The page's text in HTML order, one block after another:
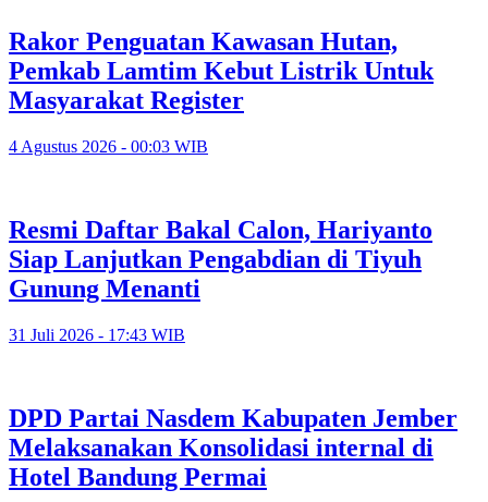
Rakor Penguatan Kawasan Hutan,
Pemkab Lamtim Kebut Listrik Untuk
Masyarakat Register
4 Agustus 2026 - 00:03 WIB
Resmi Daftar Bakal Calon, Hariyanto
Siap Lanjutkan Pengabdian di Tiyuh
Gunung Menanti
31 Juli 2026 - 17:43 WIB
DPD Partai Nasdem Kabupaten Jember
Melaksanakan Konsolidasi internal di
Hotel Bandung Permai